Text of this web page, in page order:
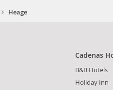
Heage
Cadenas
B&B Hotels
Holiday Inn